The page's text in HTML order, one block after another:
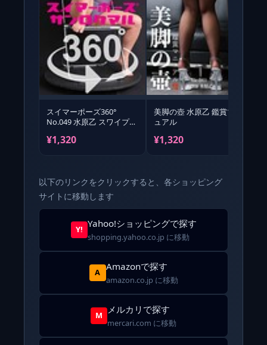
スイマーポーズ360°
No.049 水原乙 スワイプす
¥1,320
美脚の壺 水原乙 鑑賞マニ
ュアル
¥1,320
以下のリンクをクリックすると、各ショッピング
サイトに移動します
Y!
Yahoo!ショッピングで探す
shopping.yahoo.co.jp に移動
A
Amazonで探す
amazon.co.jp に移動
M
メルカリで探す
mercari.com に移動